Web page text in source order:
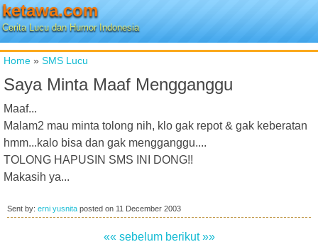
ketawa.com
Cerita Lucu dan Humor Indonesia
Home » SMS Lucu
Saya Minta Maaf Mengganggu
Maaf...
Malam2 mau minta tolong nih, klo gak repot & gak keberatan
hmm...kalo bisa dan gak mengganggu....
TOLONG HAPUSIN SMS INI DONG!!
Makasih ya...
Sent by: erni yusnita posted on 11 December 2003
«« sebelum berikut »»